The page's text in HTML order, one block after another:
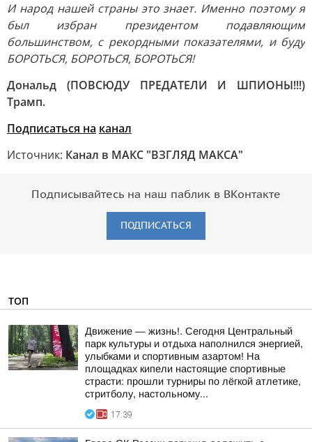
И народ нашей страны это знает. Именно поэтому я
был избран президентом подавляющим
большинством, с рекордными показателями, и буду
БОРОТЬСЯ, БОРОТЬСЯ, БОРОТЬСЯ!
Дональд (ПОВСЮДУ ПРЕДАТЕЛИ И ШПИОНЫ!!!)
Трамп.
Подписаться на канал
Источник: Канал в МАКС "ВЗГЛЯД МАКСА"
Подписывайтесь на наш паблик в ВКонтакте
ПОДПИСАТЬСЯ
ТОП
Движение — жизнь!. Сегодня Центральный
парк культуры и отдыха наполнился энергией,
улыбками и спортивным азартом! На
площадках кипели настоящие спортивные
страсти: прошли турниры по лёгкой атлетике,
стритболу, настольному...
17:39